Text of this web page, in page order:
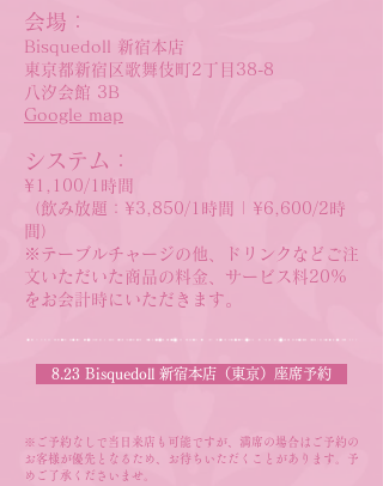
会場：
Bisquedoll 新宿本店
東京都新宿区歌舞伎町2丁目38-8
八汐会館 3B
Google map
システム：
¥1,100/1時間
（飲み放題：¥3,850/1時間 | ¥6,600/2時
間）
※テーブルチャージの他、ドリンクなどご注
文いただいた商品の料金、サービス料20%
をお会計時にいただきます。
8.23 Bisquedoll 新宿本店（東京）座席予約
※​ご予約なしで当日来店も可能ですが、満席の場合はご予約の
お客様が優先となるため、
お待ちいただくことがあります。予
めご了承くださいませ。